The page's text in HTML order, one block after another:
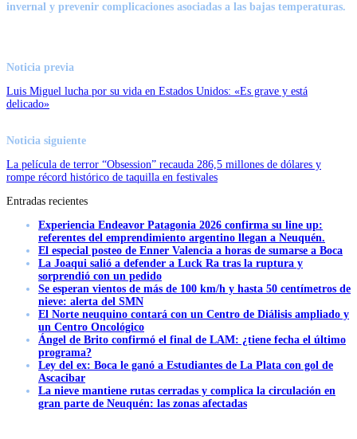
invernal y prevenir complicaciones asociadas a las bajas temperaturas.
Noticia previa
Luis Miguel lucha por su vida en Estados Unidos: «Es grave y está
delicado»
Noticia siguiente
La película de terror “Obsession” recauda 286,5 millones de dólares y
rompe récord histórico de taquilla en festivales
Entradas recientes
Experiencia Endeavor Patagonia 2026 confirma su line up:
referentes del emprendimiento argentino llegan a Neuquén.
El especial posteo de Enner Valencia a horas de sumarse a Boca
La Joaqui salió a defender a Luck Ra tras la ruptura y
sorprendió con un pedido
Se esperan vientos de más de 100 km/h y hasta 50 centímetros de
nieve: alerta del SMN
El Norte neuquino contará con un Centro de Diálisis ampliado y
un Centro Oncológico
Ángel de Brito confirmó el final de LAM: ¿tiene fecha el último
programa?
Ley del ex: Boca le ganó a Estudiantes de La Plata con gol de
Ascacibar
La nieve mantiene rutas cerradas y complica la circulación en
gran parte de Neuquén: las zonas afectadas